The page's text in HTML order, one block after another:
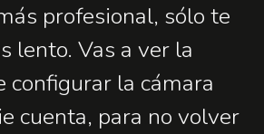
profesional, sólo te
lento. Vas a ver la
configurar la cámara
cuenta, para no volver